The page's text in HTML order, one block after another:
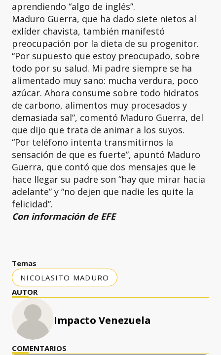
aprendiendo “algo de inglés”.
Maduro Guerra, que ha dado siete nietos al
exlíder chavista, también manifestó
preocupación por la dieta de su progenitor.
“Por supuesto que estoy preocupado, sobre
todo por su salud. Mi padre siempre se ha
alimentado muy sano: mucha verdura, poco
azúcar. Ahora consume sobre todo hidratos
de carbono, alimentos muy procesados y
demasiada sal”, comentó Maduro Guerra, del
que dijo que trata de animar a los suyos.
“Por teléfono intenta transmitirnos la
sensación de que es fuerte”, apuntó Maduro
Guerra, que contó que dos mensajes que le
hace llegar su padre son “hay que mirar hacia
adelante” y “no dejen que nadie les quite la
felicidad”.
Con información de EFE
Temas
NICOLASITO MADURO
AUTOR
Impacto Venezuela
COMENTARIOS